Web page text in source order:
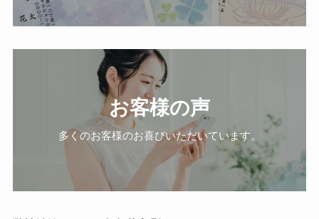
お客様の声
多くのお客様のお喜びいただいています。